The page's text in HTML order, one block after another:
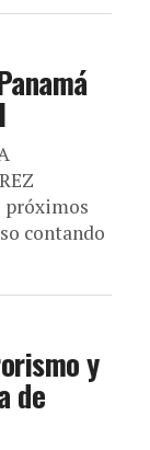
próximos
contando
y
de